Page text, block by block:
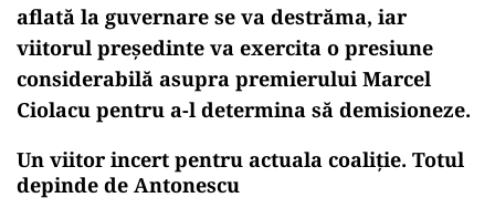
aflată la guvernare se va destrăma, iar
viitorul președinte va exercita o presiune
considerabilă asupra premierului Marcel
Ciolacu pentru a-l determina să demisioneze.
Un viitor incert pentru actuala coaliție. Totul
depinde de Antonescu